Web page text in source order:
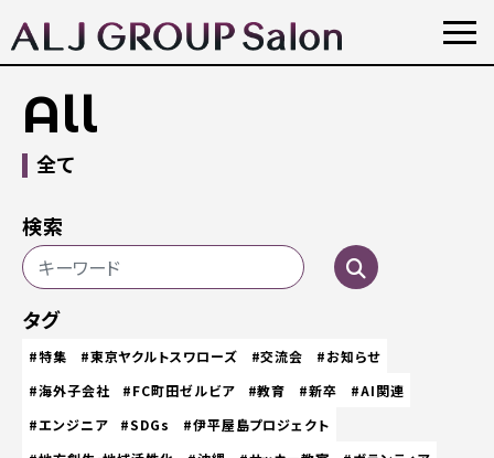
All
全て
検索
タグ
#特集 #東京ヤクルトスワローズ #交流会
#お知らせ
#海外子会社
#FC町田ゼルビア #教育 #新卒
#AI関連
#エンジニア
#SDGs
#伊平屋島プロジェクト